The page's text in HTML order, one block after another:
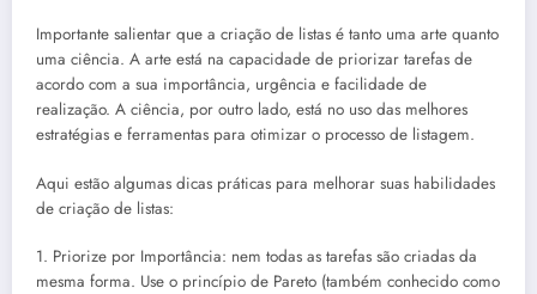
Importante salientar que a criação de listas é tanto uma arte quanto
uma ciência. A arte está na capacidade de priorizar tarefas de
acordo com a sua importância, urgência e facilidade de
realização. A ciência, por outro lado, está no uso das melhores
estratégias e ferramentas para otimizar o processo de listagem.
Aqui estão algumas dicas práticas para melhorar suas habilidades
de criação de listas:
1. Priorize por Importância: nem todas as tarefas são criadas da
mesma forma. Use o princípio de Pareto (também conhecido como